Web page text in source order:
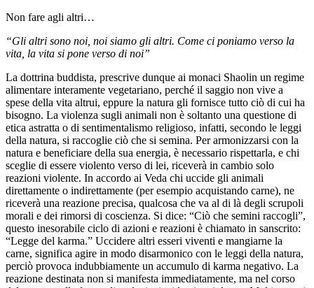
Non fare agli altri…
“Gli altri sono noi, noi siamo gli altri. Come ci poniamo verso la
vita, la vita si pone verso di noi”
La dottrina buddista, prescrive dunque ai monaci Shaolin un regime
alimentare interamente vegetariano, perché il saggio non vive a
spese della vita altrui, eppure la natura gli fornisce tutto ciò di cui ha
bisogno. La violenza sugli animali non è soltanto una questione di
etica astratta o di sentimentalismo religioso, infatti, secondo le leggi
della natura, si raccoglie ciò che si semina. Per armonizzarsi con la
natura e beneficiare della sua energia, è necessario rispettarla, e chi
sceglie di essere violento verso di lei, riceverà in cambio solo
reazioni violente. In accordo ai Veda chi uccide gli animali
direttamente o indirettamente (per esempio acquistando carne), ne
riceverà una reazione precisa, qualcosa che va al di là degli scrupoli
morali e dei rimorsi di coscienza. Si dice: “Ciò che semini raccogli”,
questo inesorabile ciclo di azioni e reazioni è chiamato in sanscrito:
“Legge del karma.” Uccidere altri esseri viventi e mangiarne la
carne, significa agire in modo disarmonico con le leggi della natura,
perciò provoca indubbiamente un accumulo di karma negativo. La
reazione destinata non si manifesta immediatamente, ma nel corso